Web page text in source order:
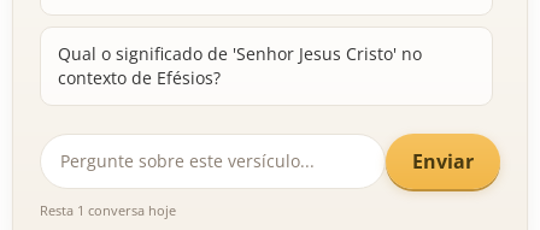
Qual o significado de 'Senhor Jesus Cristo' no
contexto de Efésios?
Enviar
Resta 1 conversa hoje